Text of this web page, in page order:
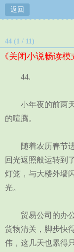
返回
44 (1 / 11)
《关闭小说畅读模
44.
小年夜的前两天
的喧腾。
随着农历春节进
回光返照般运转到
灯笼，与大楼外墙
光。
贸易公司的办公
货物清关，脚步快
伟，这几天也累得